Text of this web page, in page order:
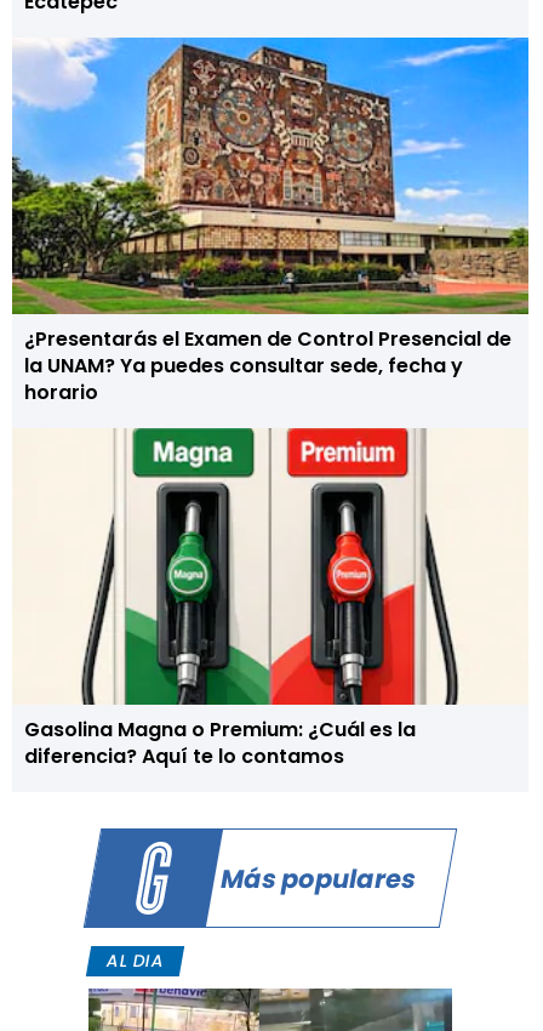
¿Presentarás el Examen de Control Presencial de
la UNAM? Ya puedes consultar sede, fecha y
horario
Gasolina Magna o Premium: ¿Cuál es la
diferencia? Aquí te lo contamos
Más populares
AL DIA